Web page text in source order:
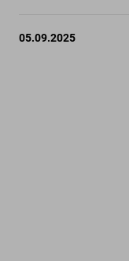
05.09.2025